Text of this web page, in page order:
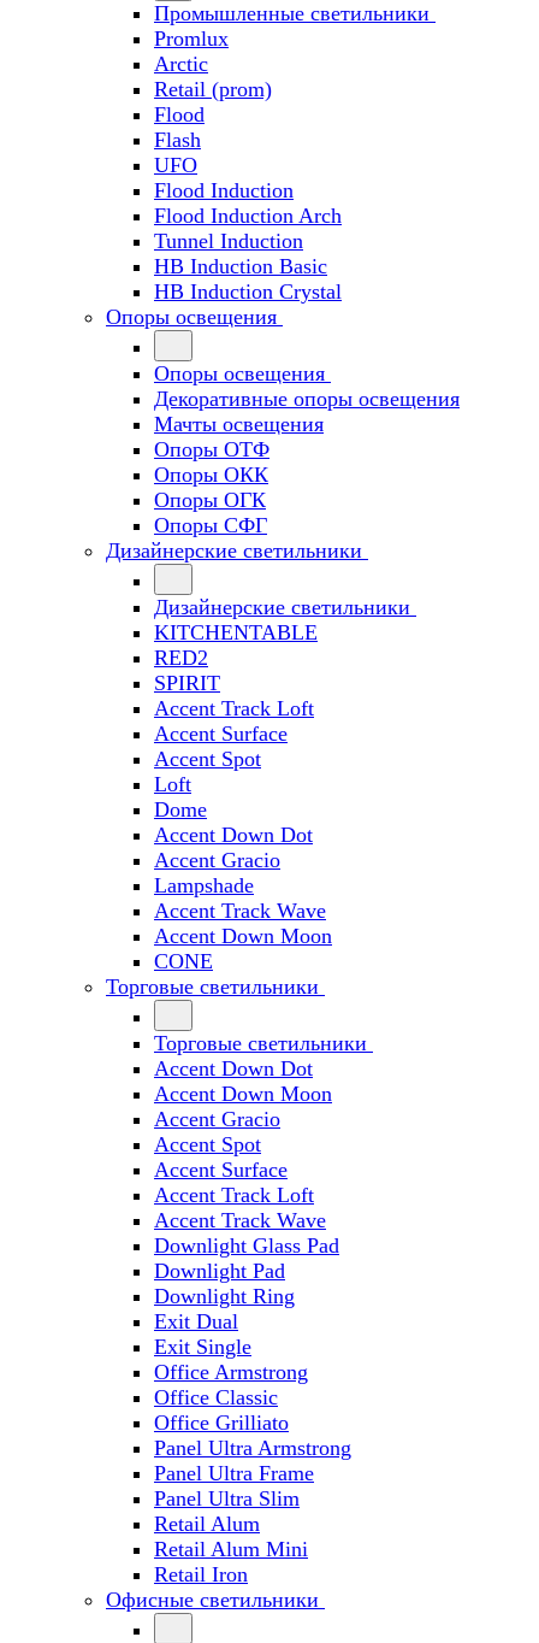
Промышленные светильники
Promlux
Arctic
Retail (prom)
Flood
Flash
UFO
Flood Induction
Flood Induction Arch
Tunnel Induction
HB Induction Basic
HB Induction Crystal
Опоры освещения
Опоры освещения
Декоративные опоры освещения
Мачты освещения
Опоры ОТФ
Опоры ОКК
Опоры ОГК
Опоры СФГ
Дизайнерские светильники
Дизайнерские светильники
KITCHENTABLE
RED2
SPIRIT
Accent Track Loft
Accent Surface
Accent Spot
Loft
Dome
Accent Down Dot
Accent Gracio
Lampshade
Accent Track Wave
Accent Down Moon
CONE
Торговые светильники
Торговые светильники
Accent Down Dot
Accent Down Moon
Accent Gracio
Accent Spot
Accent Surface
Accent Track Loft
Accent Track Wave
Downlight Glass Pad
Downlight Pad
Downlight Ring
Exit Dual
Exit Single
Office Armstrong
Office Classic
Office Grilliato
Panel Ultra Armstrong
Panel Ultra Frame
Panel Ultra Slim
Retail Alum
Retail Alum Mini
Retail Iron
Офисные светильники